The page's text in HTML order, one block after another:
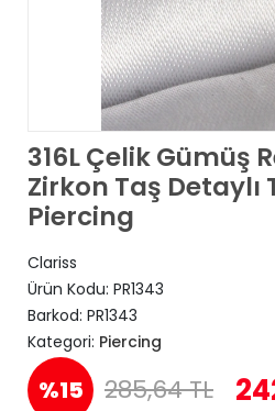
316L Çelik Gümüş
Zirkon Taş Detaylı
Piercing
Clariss
Ürün Kodu: PR1343
Barkod: PR1343
Kategori: Piercing
%15 285,64 TL